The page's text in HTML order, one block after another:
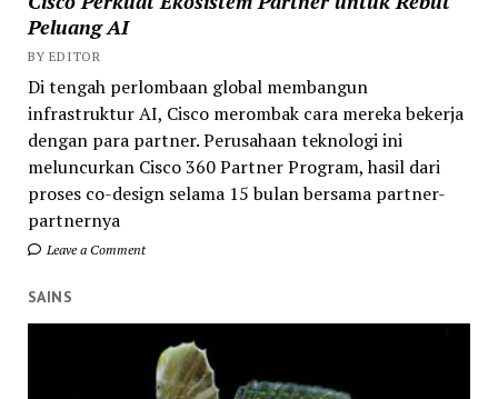
Peluang AI
BY EDITOR
Di tengah perlombaan global membangun
infrastruktur AI, Cisco merombak cara mereka bekerja
dengan para partner. Perusahaan teknologi ini
meluncurkan Cisco 360 Partner Program, hasil dari
proses co-design selama 15 bulan bersama partner-
partnernya
Leave a Comment
SAINS